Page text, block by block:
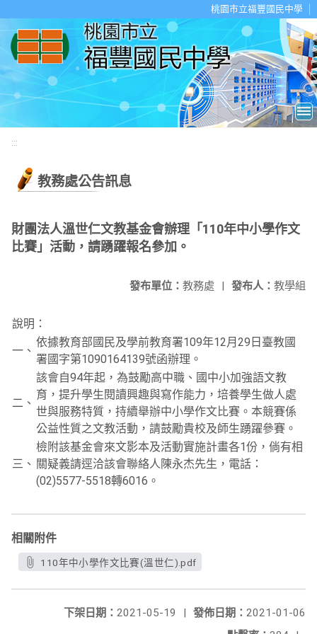
桃園市立福豐國民中學
:::
教務處公告訊息
財團法人溫世仁文教基金會辦理「110年中小學作文
比賽」活動，請踴躍報名參加。
發布人： 教學組
發布單位： 教務處 |
說明：
一、
依據教育部國民及學前教育署109年12月29日臺教國
署國字第1090164139號函辦理。
二、
該會自94年起，為鼓勵高中職、國中小加強語文教
育，提升學生閱讀興趣與寫作能力，培養學生做人處
世與服務特質，持續舉辦中小學作文比賽。本競賽係
公益性質之文教活動，請鼓勵貴校及師生踴躍參賽。
三、
檢附該基金會來文影本及活動實施計畫各1份，倘有相
關疑義請逕洽該會聯絡人陳永杰先生，電話：
(02)5577-5518轉6016。
相關附件
110年中小學作文比賽(溫世仁).pdf
發佈日期： 2021-01-06
下架日期： 2021-05-19
|